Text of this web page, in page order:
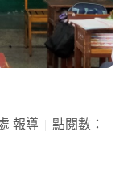
報導
點閱數：